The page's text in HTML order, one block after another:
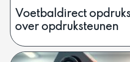
Voetbaldirect
over opdruksteunen